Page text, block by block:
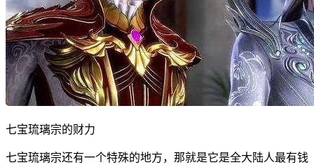
七宝琉璃宗的财力
七宝琉璃宗还有一个特殊的地方，那就是它是全大陆人最有钱